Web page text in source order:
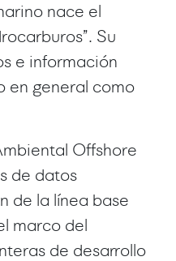
nace el
Su
e información
en general como
Offshore
de datos
de la línea base
marco del
de desarrollo